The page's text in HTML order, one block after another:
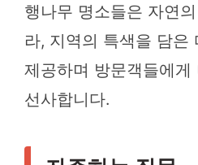
행나무 명소들은 자연
라, 지역의 특색을 담은
제공하며 방문객들에
선사합니다.